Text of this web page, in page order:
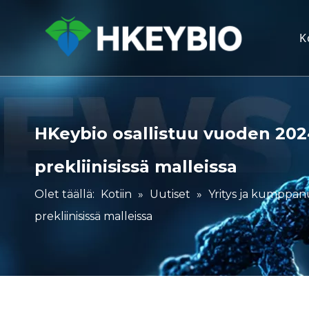
HKeybio osallistuu vuoden
prekliinisissä malleissa
Olet täällä: Kotiin » Uutiset » Yritys ja
prekliinisissä malleissa